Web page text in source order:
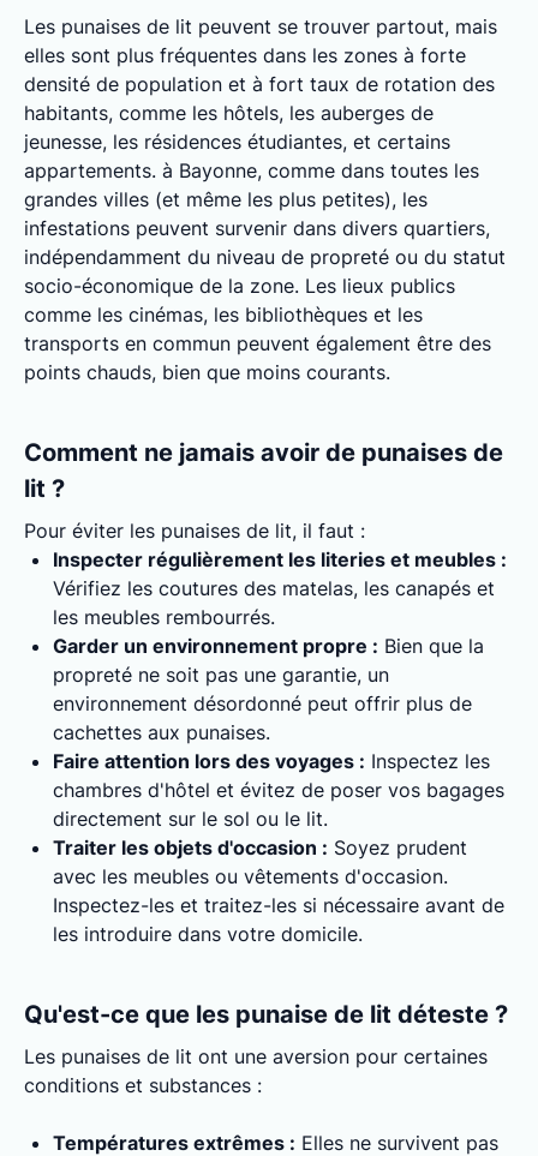
Les punaises de lit peuvent se trouver partout, mais
elles sont plus fréquentes dans les zones à forte
densité de population et à fort taux de rotation des
habitants, comme les hôtels, les auberges de
jeunesse, les résidences étudiantes, et certains
appartements. à Bayonne, comme dans toutes les
grandes villes (et même les plus petites), les
infestations peuvent survenir dans divers quartiers,
indépendamment du niveau de propreté ou du statut
socio-économique de la zone. Les lieux publics
comme les cinémas, les bibliothèques et les
transports en commun peuvent également être des
points chauds, bien que moins courants.
Comment ne jamais avoir de punaises de
lit ?
Pour éviter les punaises de lit, il faut :
Inspecter régulièrement les literies et meubles :
Vérifiez les coutures des matelas, les canapés et
les meubles rembourrés.
Garder un environnement propre : Bien que la
propreté ne soit pas une garantie, un
environnement désordonné peut offrir plus de
cachettes aux punaises.
Faire attention lors des voyages : Inspectez les
chambres d'hôtel et évitez de poser vos bagages
directement sur le sol ou le lit.
Traiter les objets d'occasion : Soyez prudent
avec les meubles ou vêtements d'occasion.
Inspectez-les et traitez-les si nécessaire avant de
les introduire dans votre domicile.
Qu'est-ce que les punaise de lit déteste ?
Les punaises de lit ont une aversion pour certaines
conditions et substances :
Températures extrêmes : Elles ne survivent pas